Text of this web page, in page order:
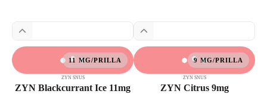
11 MG/PRILLA
ZYN SNUS
ZYN Blackcurrant Ice 11mg
9 MG/PRILLA
ZYN SNUS
ZYN Citrus 9mg